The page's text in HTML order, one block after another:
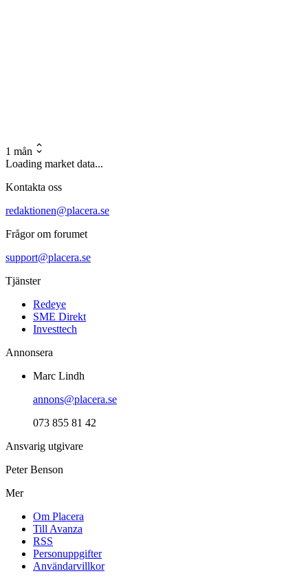
1 mån
Loading market data...
Kontakta oss
redaktionen@placera.se
Frågor om forumet
support@placera.se
Tjänster
Redeye
SME Direkt
Investtech
Annonsera
Marc Lindh
annons@placera.se
073 855 81 42
Ansvarig utgivare
Peter Benson
Mer
Om Placera
Till Avanza
RSS
Personuppgifter
Användarvillkor